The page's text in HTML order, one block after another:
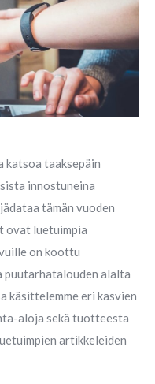
katsoa taaksepäin
innostuneina
tämän vuoden
ovat luetuimpia
on koottu
puutarhatalouden alalta
käsittelemme eri kasvien
aloja sekä tuotteesta
artikkeleiden